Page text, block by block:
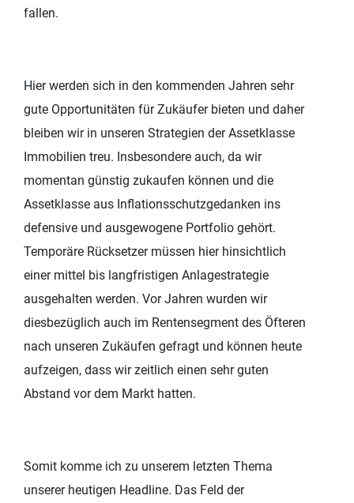
fallen.
Hier werden sich in den kommenden Jahren sehr
gute Opportunitäten für Zukäufer bieten und daher
bleiben wir in unseren Strategien der Assetklasse
Immobilien treu. Insbesondere auch, da wir
momentan günstig zukaufen können und die
Assetklasse aus Inflationsschutzgedanken ins
defensive und ausgewogene Portfolio gehört.
Temporäre Rücksetzer müssen hier hinsichtlich
einer mittel bis langfristigen Anlagestrategie
ausgehalten werden. Vor Jahren wurden wir
diesbezüglich auch im Rentensegment des Öfteren
nach unseren Zukäufen gefragt und können heute
aufzeigen, dass wir zeitlich einen sehr guten
Abstand vor dem Markt hatten.
Somit komme ich zu unserem letzten Thema
unserer heutigen Headline. Das Feld der